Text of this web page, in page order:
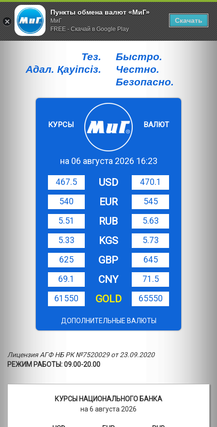
Тез.
Адал. Қауiпсiз.
Быстро.
Честно.
Безопасно.
КУРСЫ ВАЛЮТ
на 06 августа 2026 16:23
467.5 USD
470.1
540
EUR
545
5.51
RUB
5.63
5.33
KGS
5.73
625
GBP
645
69.1
CNY
71.5
61550
GOLD 65550
ДОПОЛНИТЕЛЬНЫЕ ВАЛЮТЫ
Лицензия АГФ НБ РК №7520029 от 23.09.2020
РЕЖИМ РАБОТЫ: 09.00-20.00
КУРСЫ НАЦИОНАЛЬНОГО БАНКА
на 6 августа 2026
Пункты обмена валют «МиГ»
МиГ
FREE - Скачай в Google Play
Скачать